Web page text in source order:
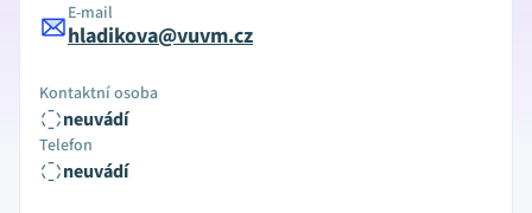
E-mail
hladikova@vuvm.cz
Kontaktní osoba
neuvádí
Telefon
neuvádí